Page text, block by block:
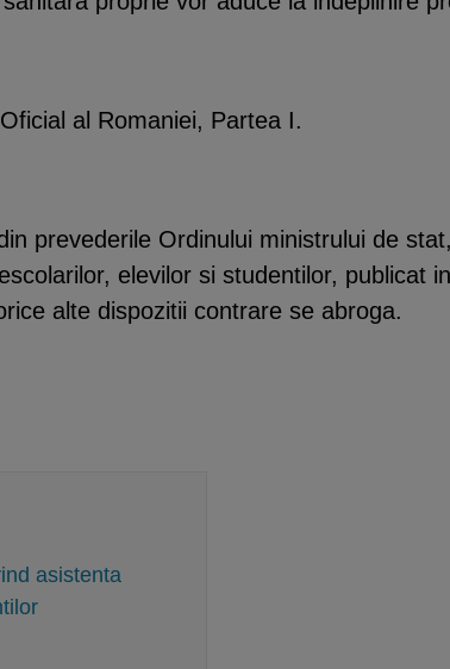
al Romaniei, Partea I.
prevederile Ordinului ministrului de
elevilor si studentilor, publicat
alte dispozitii contrare se abroga.
asistenta